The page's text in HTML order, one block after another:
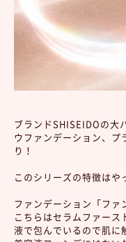
ブランドSHISEIDOの大
ウファンデーション、プ
り！
このシリーズの特徴はや
ファンデーション「ファ
こちらはセラムファー
液で包んでいるので肌に